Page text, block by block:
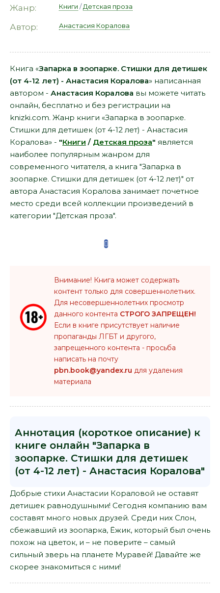
Жанр:
Книги /Детская проза
Автор: Анастасия Коралова
Книга «Запарка в зоопарке. Стишки для детишек
(от 4-12 лет) - Анастасия Коралова» написанная
автором - Анастасия Коралова вы можете читать
онлайн, бесплатно и без регистрации на
knizki.com. Жанр книги «Запарка в зоопарке.
Стишки для детишек (от 4-12 лет) - Анастасия
Коралова» - "Книги / Детская проза" является
наиболее популярным жанром для
современного читателя, а книга "Запарка в
зоопарке. Стишки для детишек (от 4-12 лет)" от
автора Анастасия Коралова занимает почетное
место среди всей коллекции произведений в
категории "Детская проза".
Внимание! Книга может содержать
контент только для совершеннолетних.
Для несовершеннолетних просмотр
данного контента СТРОГО ЗАПРЕЩЕН!
Если в книге присутствует наличие
пропаганды ЛГБТ и другого,
запрещенного контента - просьба
написать на почту
pbn.book@yandex.ru для удаления
материала
Аннотация (короткое описание) к
книге онлайн "Запарка в
зоопарке. Стишки для детишек
(от 4-12 лет) - Анастасия Коралова"
Добрые стихи Анастасии Кораловой не оставят
детишек равнодушными! Сегодня компанию вам
составят много новых друзей. Среди них Слон,
сбежавший из зоопарка, Ёжик, который был очень
похож на цветок, и – не поверите – самый
сильный зверь на планете Муравей! Давайте же
скорее знакомиться с ними!